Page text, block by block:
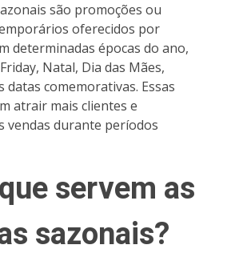
são promoções ou
oferecidos por
determinadas épocas do ano,
Natal, Dia das Mães,
comemorativas. Essas
atrair mais clientes e
vendas durante períodos
servem as
sazonais?